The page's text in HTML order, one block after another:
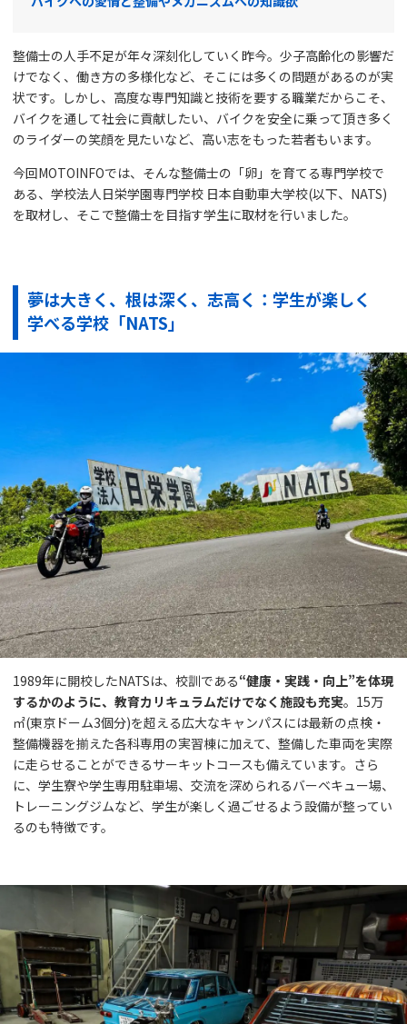
整備士の人手不足が年々深刻化していく昨今。少子高齢化の影響だ
けでなく、働き方の多様化など、そこには多くの問題があるのが実
状です。しかし、高度な専門知識と技術を要する職業だからこそ、
バイクを通して社会に貢献したい、バイクを安全に乗って頂き多く
のライダーの笑顔を見たいなど、高い志をもった若者もいます。
今回MOTOINFOでは、そんな整備士の「卵」を育てる専門学校で
ある、学校法人日栄学園専門学校 日本自動車大学校(以下、NATS)
を取材し、そこで整備士を目指す学生に取材を行いました。
夢は大きく、根は深く、志高く：学生が楽しく
学べる学校「NATS」
1989年に開校したNATSは、校訓である“健康・実践・向上”を体現
するかのように、教育カリキュラムだけでなく施設も充実。15万
㎡(東京ドーム3個分)を超える広大なキャンパスには最新の点検・
整備機器を揃えた各科専用の実習棟に加えて、整備した車両を実際
に走らせることができるサーキットコースも備えています。さら
に、学生寮や学生専用駐車場、交流を深められるバーベキュー場、
トレーニングジムなど、学生が楽しく過ごせるよう設備が整ってい
るのも特徴です。